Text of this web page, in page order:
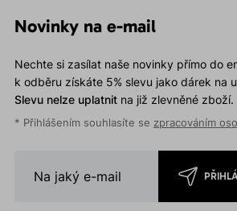
Novinky na e-mail
Nechte si zasílat naše novinky přímo do
k odběru získáte 5% slevu jako dárek na
Slevu nelze uplatnitna již zlevněné zboží.
* Přihlášením souhlasíte se zpracováním